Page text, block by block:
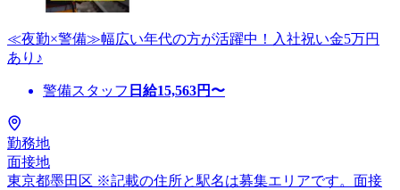
≪夜勤×警備≫幅広い年代の方が活躍中！入社祝い金5万円
あり♪
警備スタッフ 日給15,563円〜
勤務地
面接地
東京都墨田区 ※記載の住所と駅名は募集エリアです。面接